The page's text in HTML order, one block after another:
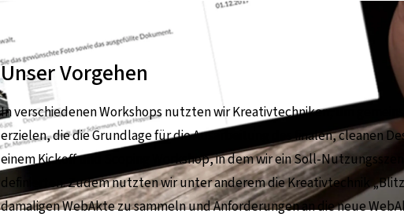
Unser Vorgehen
In verschiedenen Workshops nutzten wir Kreativtechniken, um
erzielen, die die Grundlage für die Ausarbeitung des finalen, cleanen
einem Kickoff und Scoping Workshop, in dem wir ein Soll-
definierten. Zudem nutzten wir unter anderem die Kreativtechnik
damaligen WebAkte zu sammeln und Anforderungen an die neue